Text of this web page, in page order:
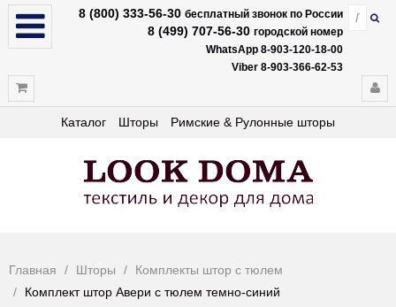
8 (800) 333-56-30 бесплатный звонок по России
8 (499) 707-56-30 городской номер
WhatsApp 8-903-120-18-00
Viber 8-903-366-62-53
Каталог Шторы Римские & Рулонные шторы
Главная Шторы
Комплекты штор с тюлем
Комплект штор Авери с тюлем темно-синий